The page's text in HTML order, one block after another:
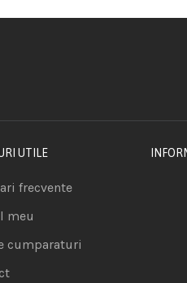
UTILE
frecvente
meu
cumparaturi